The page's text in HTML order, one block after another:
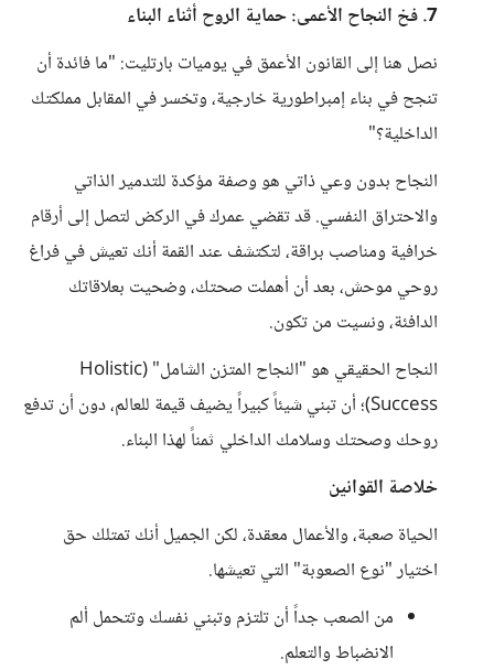
7. فخ النجاح الأعمى: حماية الروح أثناء البناء
نصل هنا إلى القانون الأعمق في يوميات بارتليت: "ما فائدة أن
تنجح في بناء إمبراطورية خارجية، وتخسر في المقابل مملكتك
الداخلية؟"
النجاح بدون وعي ذاتي هو وصفة مؤكدة للتدمير الذاتي
والاحتراق النفسي. قد تقضي عمرك في الركض لتصل إلى أرقام
خرافية ومناصب براقة، لتكتشف عند القمة أنك تعيش في فراغ
روحي موحش، بعد أن أهملت صحتك، وضحيت بعلاقاتك
الدافئة، ونسيت من تكون.
النجاح الحقيقي هو "النجاح المتزن الشامل" (Holistic
Success)؛ أن تبني شيئاً كبيراً يضيف قيمة للعالم، دون أن تدفع
روحك وصحتك وسلامك الداخلي ثمناً لهذا البناء.
خلاصة القوانين
الحياة صعبة، والأعمال معقدة، لكن الجميل أنك تمتلك حق
اختيار "نوع الصعوبة" التي تعيشها.
من الصعب جداً أن تلتزم وتبني نفسك وتتحمل ألم
الانضباط والتعلم.